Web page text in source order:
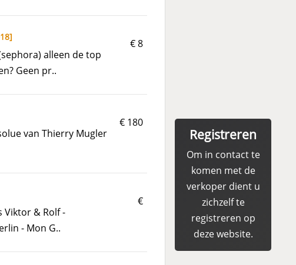
€ 8
alleen de top
Geen pr..
€ 180
van Thierry Mugler
€
Viktor & Rolf -
- Mon G..
Registreren
Om in contact te
komen met de
verkoper dient u
zichzelf te
registreren op
deze website.